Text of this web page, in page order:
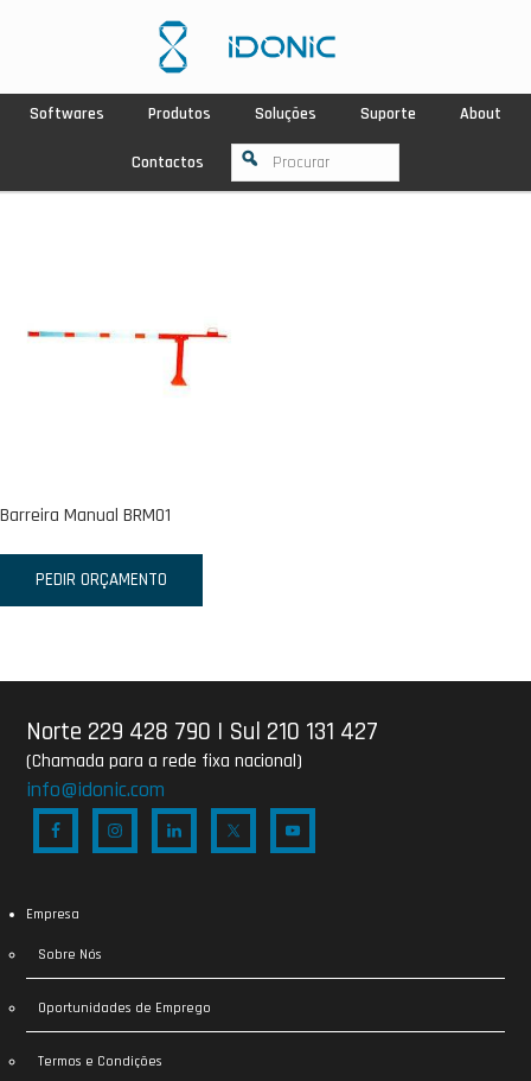
Softwares Produtos Soluções Suporte About
Contactos
Barreira Manual BRM01
PEDIR ORÇAMENTO
Norte 229 428 790 | Sul 210 131 427
(Chamada para a rede fixa nacional)
info@idonic.com
Empresa
Sobre Nós
Oportunidades de Emprego
Termos e Condições